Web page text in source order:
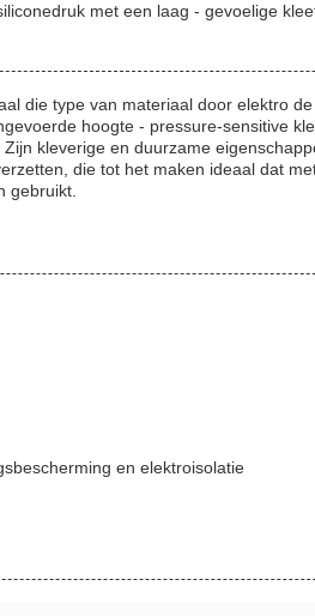
met een laag - gevoelige
die type van materiaal door elektro
hoogte - pressure-sensitive
kleverige en duurzame
die tot het maken ideaal dat
gebruikt.
en elektroisolatie